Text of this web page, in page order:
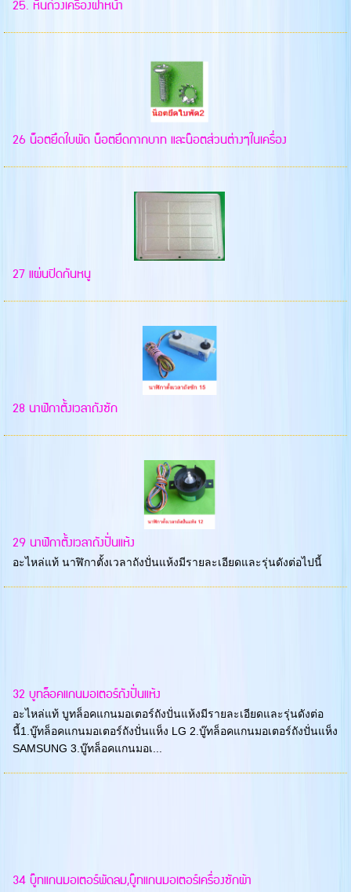
25. หินถ่วงเครื่องฝาหน้า
26 น็อตยึดใบพัด น็อตยึดกากบาท และน๊อตส่วนต่างๆในเครื่อง
27 แผ่นปิดกันหนู
28 นาฬิกาตั้งเวลาถังซัก
29 นาฬิกาตั้งเวลาถังปั่นแห้ง
อะไหล่แท้ นาฬิกาตั้งเวลาถังปั่นแห้งมีรายละเอียดและรุ่นดังต่อไปนี้
32 บูทล็อคแกนมอเตอร์ถังปั่นแห้ง
อะไหล่แท้ บูทล็อคแกนมอเตอร์ถังปั่นแห้งมีรายละเอียดและรุ่นดังต่อ
นี้1.บู๊ทล็อคแกนมอเตอร์ถังปั่นแห็ง LG 2.บู๊ทล็อคแกนมอเตอร์ถังปั่นแห็ง
SAMSUNG 3.บู๊ทล็อคแกนมอเ...
34 บู๊ทแกนมอเตอร์พัดลม,บู๊ทแกนมอเตอร์เครื่องซักผ้า